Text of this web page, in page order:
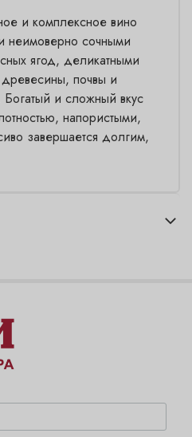
и комплексное вино
неимоверно сочными
ягод, деликатными
почвы и
Богатый и сложный вкус
напористыми,
завершается долгим,